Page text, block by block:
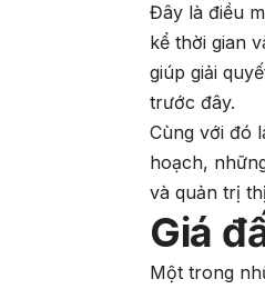
Đây là điều
kể thời gian
giúp giải
trước đây.
Cùng với đó
hoạch,
và quản trị
Giá
Một trong